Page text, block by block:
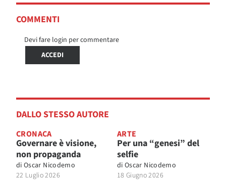
COMMENTI
Devi fare login per commentare
ACCEDI
DALLO STESSO AUTORE
CRONACA
Governare è visione,
non propaganda
di Oscar Nicodemo
22 Luglio 2026
ARTE
Per una “genesi” del
selfie
di Oscar Nicodemo
18 Giugno 2026